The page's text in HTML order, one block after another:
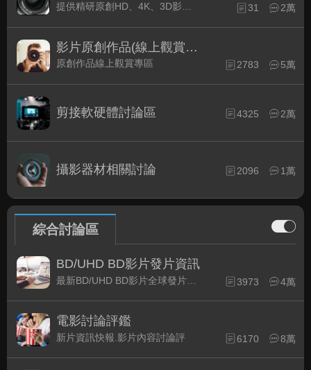
提供精研原創HD、4K、3D影片作品下載專區 31 2萬
影片原創作品(線上觀賞區)
原創作品線上觀賞專區 2783 5萬
剪接軟硬體討論區 4325 2萬
攝影器材相關討論 2096 1萬
綜合討論區
BD/UHD BD影片發片資訊
3973 4萬
電影討論評鑑
新片資訊快報.影片內容討論評 6170 8萬